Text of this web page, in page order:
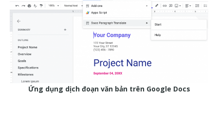
Ứng dụng dịch đoạn văn bản trên Google Docs